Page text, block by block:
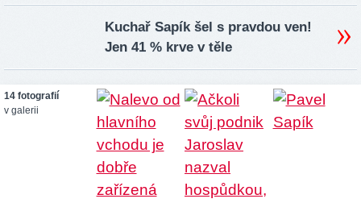
Kuchař Sapík šel s pravdou ven!
Jen 41 % krve v těle
14 fotografií
v galerii